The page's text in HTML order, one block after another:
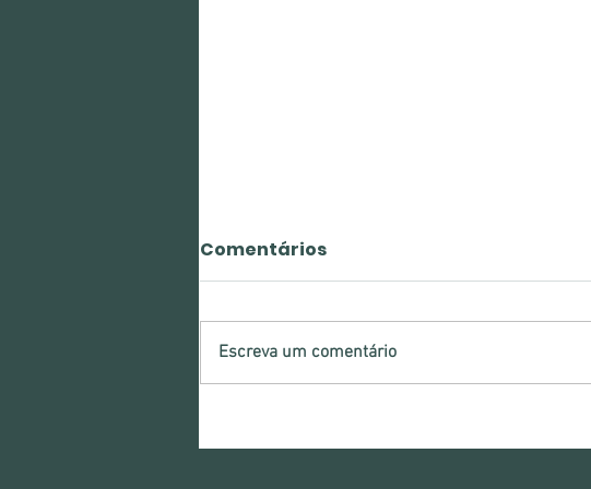
Resolução Conjunta
Comentários
Escreva um comentário